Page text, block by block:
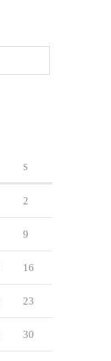
S
2
9
16
23
30